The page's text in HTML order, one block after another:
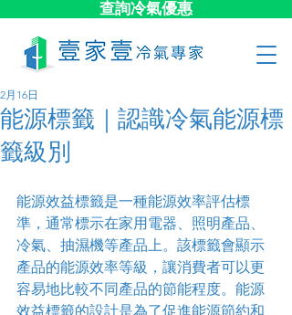
查詢冷氣優惠
能源標籤｜認識冷氣能源標
籤級別
2月16日
能源效益標籤是一種能源效率評估標
準，通常標示在家用電器、照明產品、
冷氣、抽濕機等產品上。該標籤會顯示
產品的能源效率等級，讓消費者可以更
容易地比較不同產品的節能程度。能源
效益標籤的設計是為了促進能源節約和